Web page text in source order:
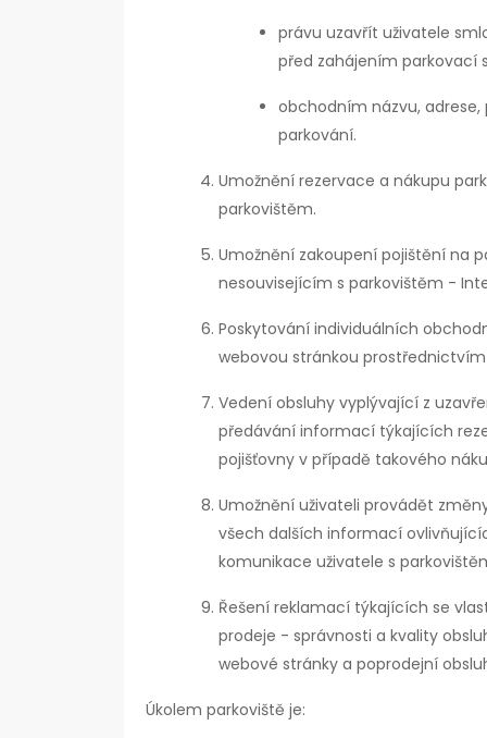
právu uzavřít uživatele
před zahájením parkovací
obchodním názvu,
parkování.
Umožnění rezervace a nákupu
parkovištěm.
Umožnění zakoupení pojištění na
nesouvisejícím s parkovištěm -
Poskytování individuálních
webovou stránkou
Vedení obsluhy vyplývající z
předávání informací týkajících
pojišťovny v případě takového
Umožnění uživateli provádět
všech dalších informací
komunikace uživatele s
Řešení reklamací týkajících se
prodeje - správnosti a kvality
webové stránky a poprodejní
Úkolem parkoviště je: